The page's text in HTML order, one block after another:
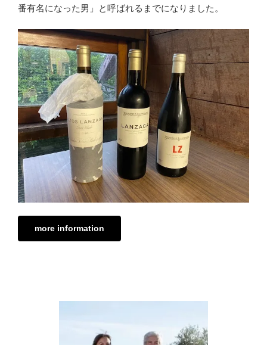
番有名になった男」と呼ばれるまでになりました。
more information